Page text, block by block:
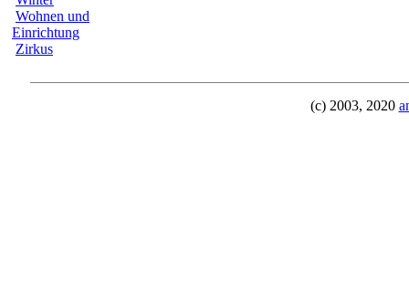
Wohnen und
Einrichtung
Zirkus
(c) 2003, 2020